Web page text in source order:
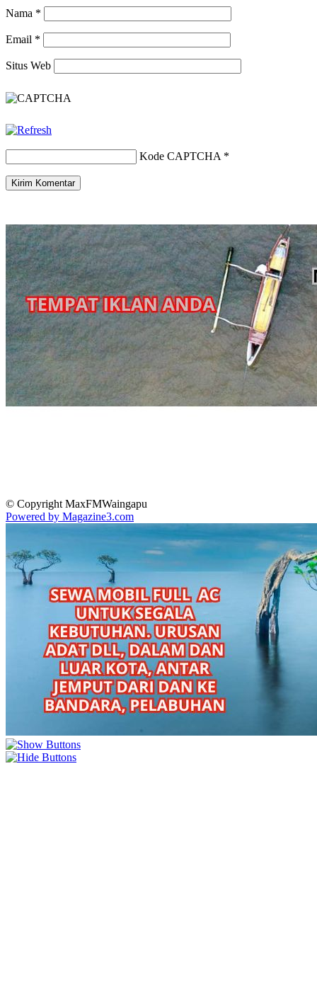
Nama *
Email *
Situs Web
Kode CAPTCHA *
© Copyright MaxFMWaingapu
Powered by Magazine3.com